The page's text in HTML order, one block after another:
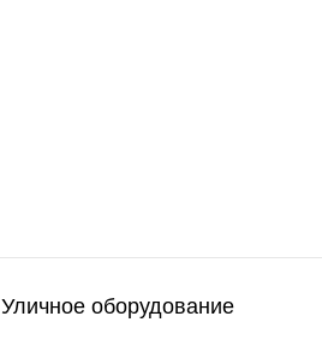
Уличное оборудование